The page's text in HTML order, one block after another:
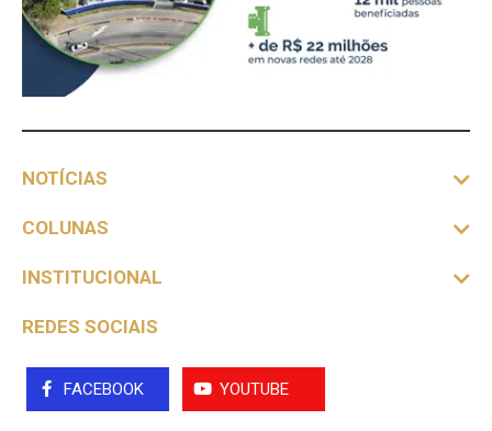
NOTÍCIAS
COLUNAS
INSTITUCIONAL
REDES SOCIAIS
FACEBOOK YOUTUBE